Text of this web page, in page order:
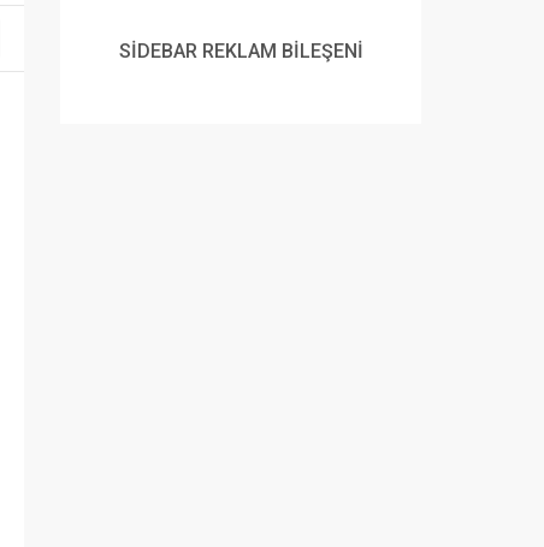
SİDEBAR REKLAM BİLEŞENİ